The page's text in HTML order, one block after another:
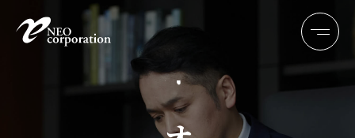
ネオ・最新
メッセージ